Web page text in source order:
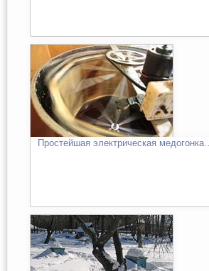
Простейшая электрическая медогонка…